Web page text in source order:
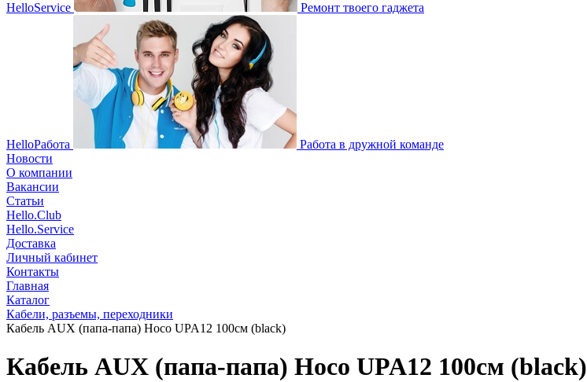
HelloService Ремонт твоего гаджета
HelloРабота
Работа в дружной команде
Новости
О компании
Вакансии
Статьи
Hello.Club
Hello.Service
Доставка
Личный кабинет
Контакты
Главная
Каталог
Кабели, разъемы, переходники
Кабель AUX (папа-папа) Hoco UPA12 100см (black)
Кабель AUX (папа-папа) Hoco UPA12 100см (black)